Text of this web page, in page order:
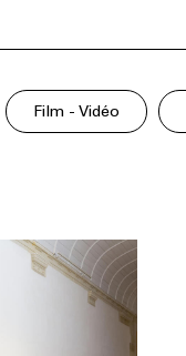
Film - Vidéo